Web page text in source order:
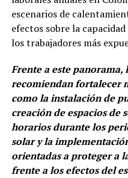
escenarios de
efectos sobre la
los trabajadores más
Frente a este panorama,
recomiendan fortalecer
como la instalación de
creación de espacios de
horarios durante los
solar y la
orientadas a proteger a
frente a los efectos del